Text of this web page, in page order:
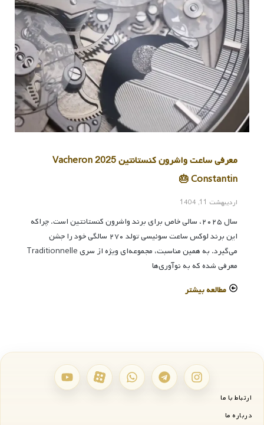
معرفی ساعت واشرون کنستانتین 2025 Vacheron
Constantin 🎂
اردیبهشت 11, 1404
سال ۲۰۲۵، سالی خاص برای برند واشرون کنستانتین است. چراکه
این برند لوکس ساعت سوئیسی تولد ۲۷۰ سالگی خود را جشن
می‌گیرد. به همین مناسبت، مجموعه‌ای ویژه از سری Traditionnelle
معرفی شده که به نوآوری‌ها
مطالعه بیشتر
ارتباط با ما
درباره ما